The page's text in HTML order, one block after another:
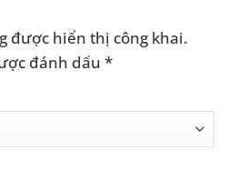
được hiển thị công khai.
đánh dấu *